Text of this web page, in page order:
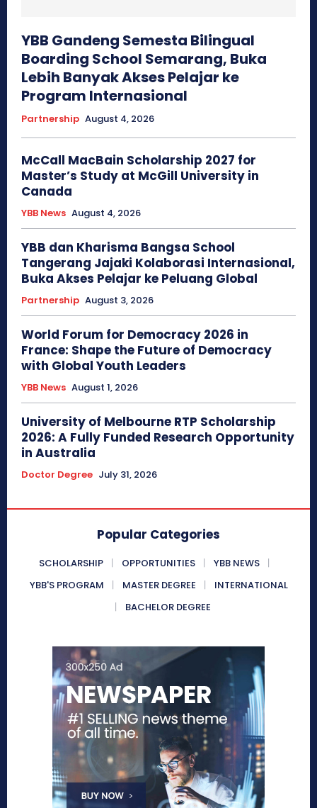
YBB Gandeng Semesta Bilingual
Boarding School Semarang, Buka
Lebih Banyak Akses Pelajar ke
Program Internasional
Partnership August 4, 2026
McCall MacBain Scholarship 2027 for
Master’s Study at McGill University in
Canada
YBB News August 4, 2026
YBB dan Kharisma Bangsa School
Tangerang Jajaki Kolaborasi Internasional,
Buka Akses Pelajar ke Peluang Global
Partnership August 3, 2026
World Forum for Democracy 2026 in
France: Shape the Future of Democracy
with Global Youth Leaders
YBB News August 1, 2026
University of Melbourne RTP Scholarship
2026: A Fully Funded Research Opportunity
in Australia
Doctor Degree July 31, 2026
Popular Categories
SCHOLARSHIP OPPORTUNITIES
YBB NEWS
YBB'S PROGRAM
MASTER DEGREE
INTERNATIONAL
BACHELOR DEGREE